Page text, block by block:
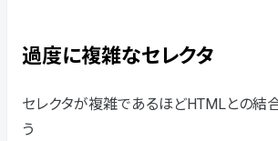
過度に複雑なセレクタ
セレクタが複雑であるほどHTMLとの結
う